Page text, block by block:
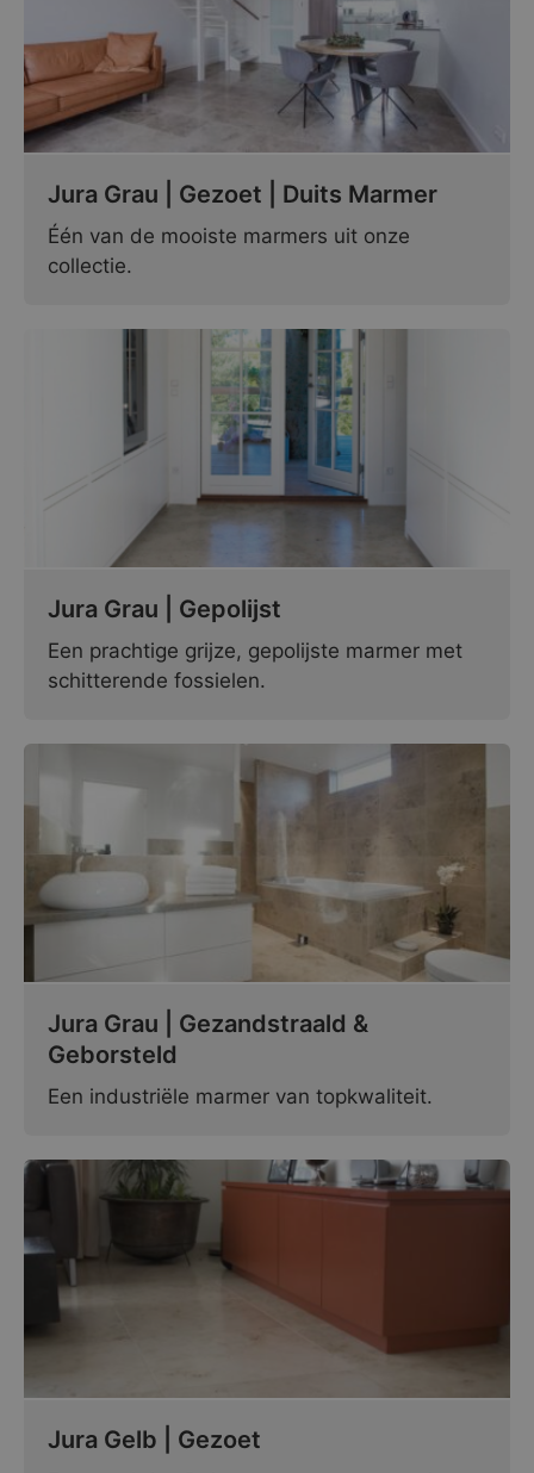
Jura Grau | Gezoet | Duits Marmer
Één van de mooiste marmers uit onze
collectie.
Jura Grau | Gepolijst
Een prachtige grijze, gepolijste marmer met
schitterende fossielen.
Jura Grau | Gezandstraald &
Geborsteld
Een industriële marmer van topkwaliteit.
Jura Gelb | Gezoet